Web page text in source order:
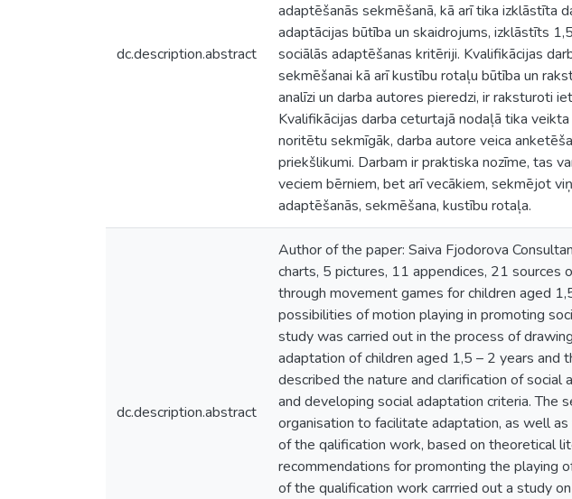
dc.description.abstract
adaptēšanās sekmēšanā, kā arī tika izklāstīta
adaptācijas būtība un skaidrojums, izklāstīts
sociālās adaptēšanas kritēriji. Kvalifikācijas
sekmēšanai kā arī kustību rotaļu būtība un
analīzi un darba autores pieredzi, ir raksturoti
Kvalifikācijas darba ceturtajā nodaļā tika
noritētu sekmīgāk, darba autore veica
priekšlikumi. Darbam ir praktiska nozīme, tas
veciem bērniem, bet arī vecākiem, sekmējot
adaptēšanās, sekmēšana, kustību rotaļa.
dc.description.abstract
Author of the paper: Saiva Fjodorova
charts, 5 pictures, 11 appendices, 21 sources
through movement games for children aged
possibilities of motion playing in promoting
study was carried out in the process of
adaptation of children aged 1,5 – 2 years and
described the nature and clarification of
and developing social adaptation criteria.
organisation to facilitate adaptation, as well
of the qalification work, based on theoretical
recommendations for promonting the playing
of the qualification work carrried out a study